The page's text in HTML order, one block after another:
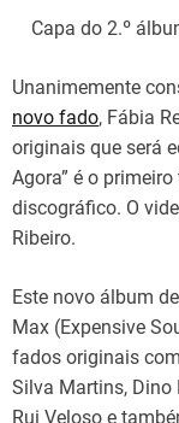
Capa do 2.º
Unanimemente
novo fado, Fábia
originais que será
Agora” é o
discográfico. O
Ribeiro.
Este novo álbum
Max (Expensive
fados originais
Silva Martins, Dino
Rui Veloso e